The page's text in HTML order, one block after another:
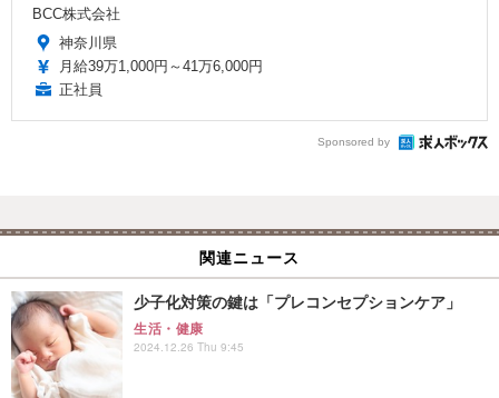
BCC株式会社
神奈川県
月給39万1,000円～41万6,000円
正社員
Sponsored by
関連ニュース
少子化対策の鍵は「プレコンセプションケア」
生活・健康
2024.12.26 Thu 9:45